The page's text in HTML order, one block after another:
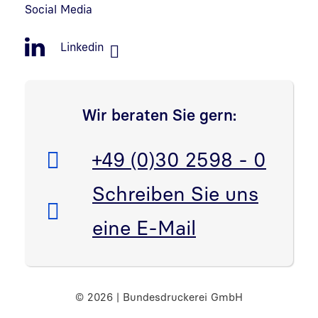
Social Media
Linkedin
Wir beraten Sie gern:
Telefon:
+49 (0)30 2598 - 0
E-Mail:
Schreiben Sie uns
eine E-Mail
© 2026 | Bundesdruckerei GmbH